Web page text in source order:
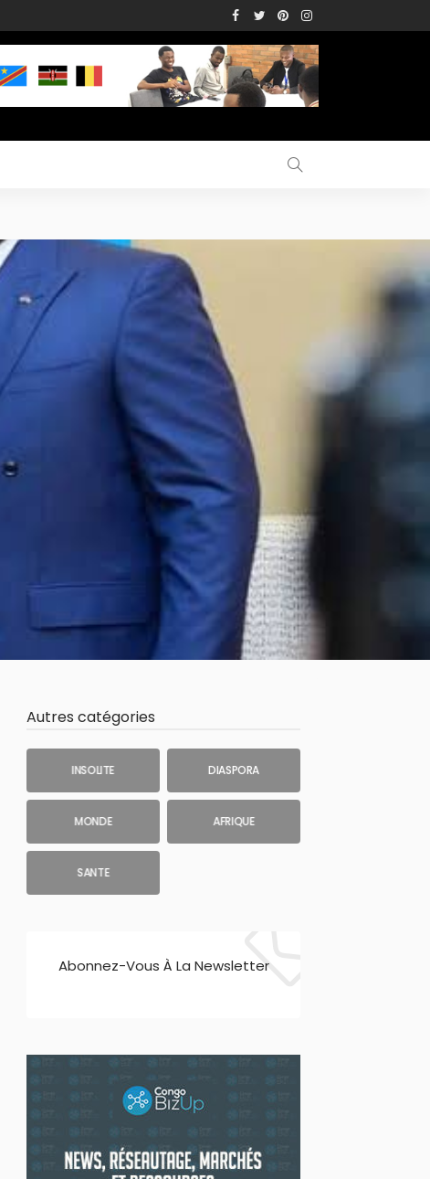
Autres catégories
INSOLITE DIASPORA
MONDE AFRIQUE
SANTE
Abonnez-Vous À La Newsletter